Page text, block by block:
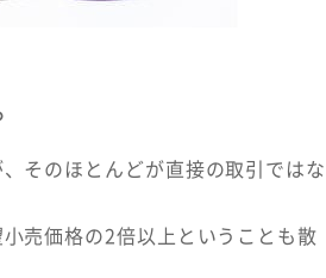
そのほとんどが直接の取引ではな
売価格の2倍以上ということも散